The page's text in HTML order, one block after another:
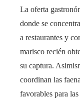
La oferta
donde se
a restaurantes y
marisco recién
su captura.
coordinan las
favorables para